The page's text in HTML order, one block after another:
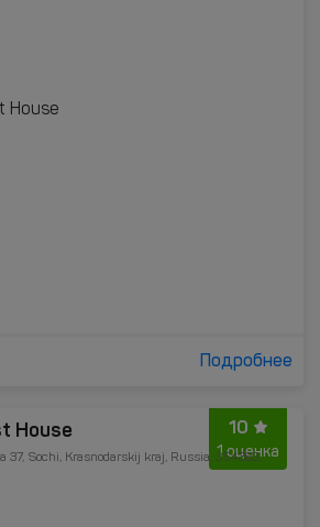
Подробнее
10
1 оценка
House
37, Sochi, Krasnodarskij kraj, Russia, 354383,